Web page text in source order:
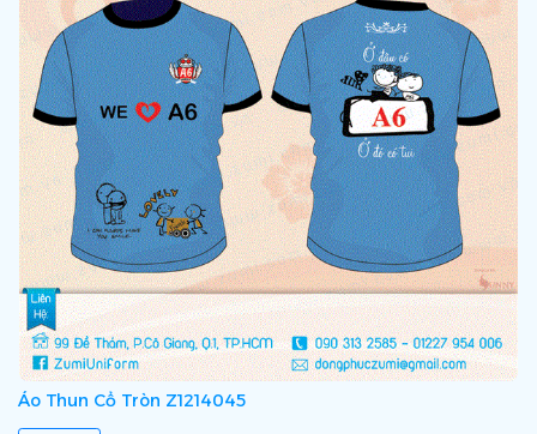
Áo Thun Cổ Tròn Z1214045